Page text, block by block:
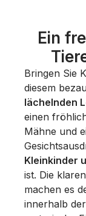
Ein
Bringen Sie
diesem
lächelnden
einen
Mähne und
Kleinkinder
ist. Die
machen es
innerhalb